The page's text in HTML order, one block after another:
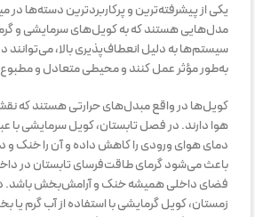
یکی از پیشرفته‌ترین و پرکاربردترین دسته‌ها در
مدل‌هایی هستند که به کویل‌های سرمایشی و
سیستم‌ها به دلیل انعطاف‌پذیری بالا،
به‌طور مؤثر عمل کنند و محیطی متعادل و مطبوع
کویل‌ها در واقع مبدل‌های حرارتی هستند که
هوا دارند. در فصل تابستان، کویل سرمایشی با
دمای هوای ورودی را کاهش داده و آن را خنک و
باعث می‌شود گرمای طاقت‌فرسای تابستان در
فضای داخلی همیشه خنک و آرامش‌بخش باشد.
زمستان، کویل گرمایشی با استفاده از آب گرم یا